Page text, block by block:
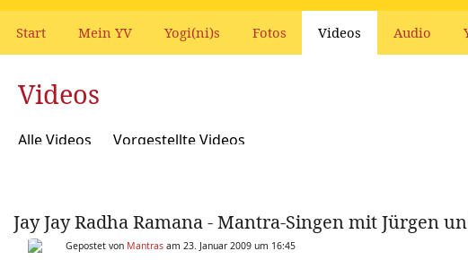
Start Mein YV Yogi(ni)s Fotos Videos Audio
Videos
Alle Videos Vorgestellte Videos
Jay Jay Radha Ramana - Mantra-Singen mit Jürgen
Gepostet von Mantras am 23. Januar 2009 um 16:45